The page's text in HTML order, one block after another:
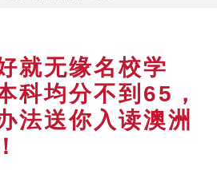
就无缘名校学
科均分不到65，
法送你入读澳洲